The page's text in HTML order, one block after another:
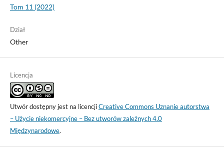
Tom 11 (2022)
Dział
Other
Licencja
Utwór dostępny jest na licencjiCreative Commons Uznanie autorstwa
– Użycie niekomercyjne – Bez utworów zależnych 4.0
Międzynarodowe.